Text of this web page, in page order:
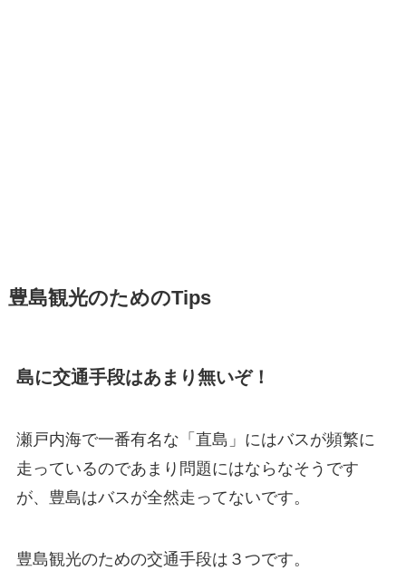
豊島観光のためのTips
島に交通手段はあまり無いぞ！
瀬戸内海で一番有名な「直島」にはバスが頻繁に
走っているのであまり問題にはならなそうです
が、豊島はバスが全然走ってないです。
豊島観光のための交通手段は３つです。